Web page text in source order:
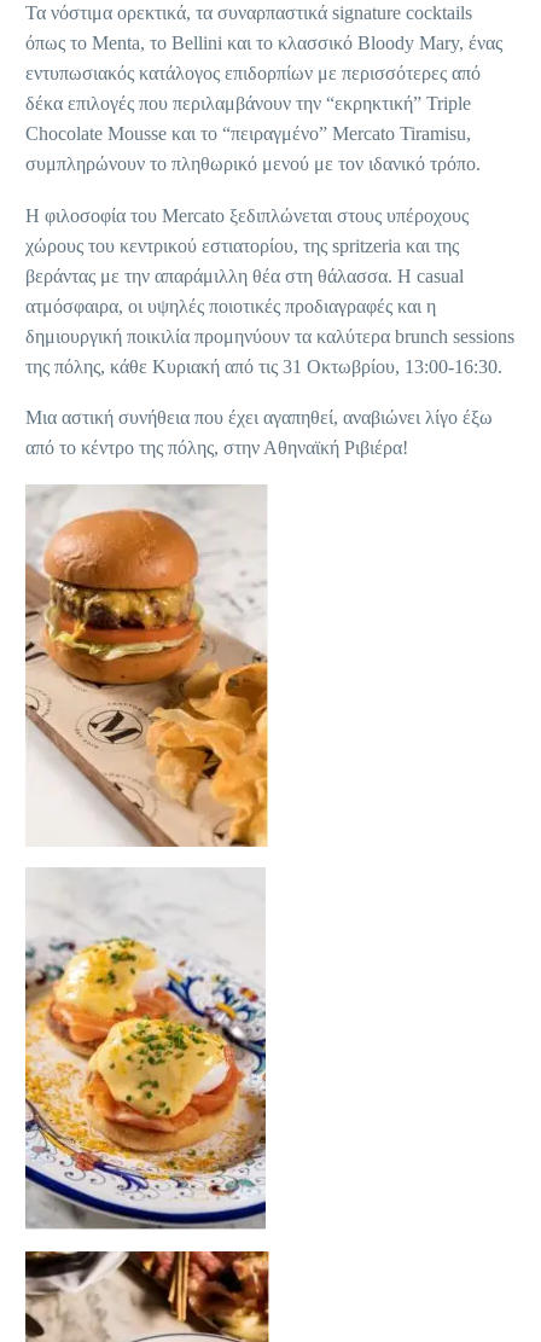
Τα νόστιμα ορεκτικά, τα συναρπαστικά signature cocktails
όπως το Menta, το Bellini και το κλασσικό Bloody Mary, ένας
εντυπωσιακός κατάλογος επιδορπίων με περισσότερες από
δέκα επιλογές που περιλαμβάνουν την “εκρηκτική” Triple
Chocolate Mousse και το “πειραγμένο” Mercato Tiramisu,
συμπληρώνουν το πληθωρικό μενού με τον ιδανικό τρόπο.
Η φιλοσοφία του Mercato ξεδιπλώνεται στους υπέροχους
χώρους του κεντρικού εστιατορίου, της spritzeria και της
βεράντας με την απαράμιλλη θέα στη θάλασσα. Η casual
ατμόσφαιρα, οι υψηλές ποιοτικές προδιαγραφές και η
δημιουργική ποικιλία προμηνύουν τα καλύτερα brunch sessions
της πόλης, κάθε Κυριακή από τις 31 Οκτωβρίου, 13:00-16:30.
Μια αστική συνήθεια που έχει αγαπηθεί, αναβιώνει λίγο έξω
από το κέντρο της πόλης, στην Αθηναϊκή Ριβιέρα!